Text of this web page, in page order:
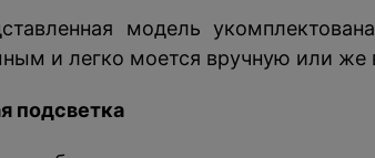
модель
и легко моется вручную или же
подсветка